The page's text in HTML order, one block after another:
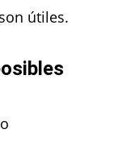
útiles.